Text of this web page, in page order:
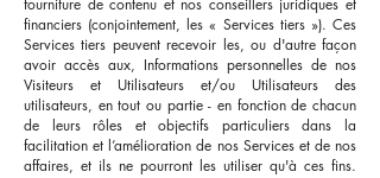
fourniture de contenu et nos conseillers juridiques et
financiers (conjointement, les « Services tiers »). Ces
Services tiers peuvent recevoir les, ou d'autre façon
avoir accès aux, Informations personnelles de nos
Visiteurs et Utilisateurs et/ou Utilisateurs des
utilisateurs, en tout ou partie - en fonction de chacun
de leurs rôles et objectifs particuliers dans la
facilitation et l’amélioration de nos Services et de nos
affaires, et ils ne pourront les utiliser qu'à ces fins.